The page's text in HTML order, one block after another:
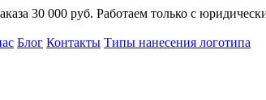
30 000 руб. Работаем только с
Блог Контакты Типы нанесения логотипа